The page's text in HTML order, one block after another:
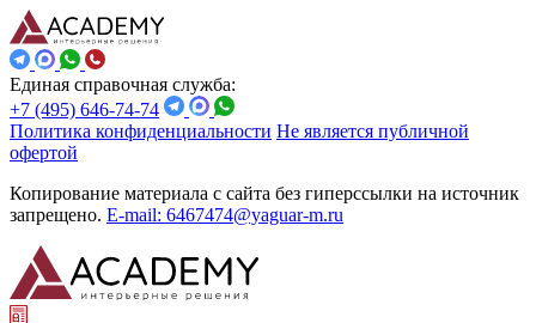
Единая справочная служба:
+7 (495) 646-74-74
Политика конфиденциальности Не является публичной
офертой
Копирование материала с сайта без гиперссылки на источник
запрещено. E-mail: 6467474@yaguar-m.ru